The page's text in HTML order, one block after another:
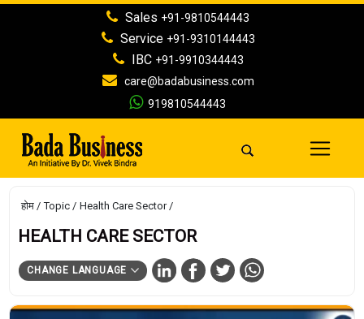
Sales +91-9810544443
Service +91-9310144443
IBC +91-9910344443
care@badabusiness.com
919810544443
होम Topic Health Care Sector
HEALTH CARE SECTOR
CHANGE LANGUAGE